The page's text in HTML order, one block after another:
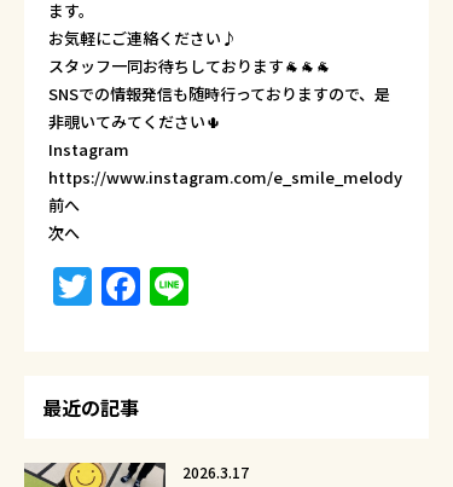
ます。
お気軽にご連絡ください♪
スタッフ一同お待ちしております🐐🐐🐐
SNSでの情報発信も随時行っておりますので、是
非覗いてみてください🌵
Instagram
https://www.instagram.com/e_smile_melody
前へ
次へ
TwitterFacebook
最近の記事
2026.3.17